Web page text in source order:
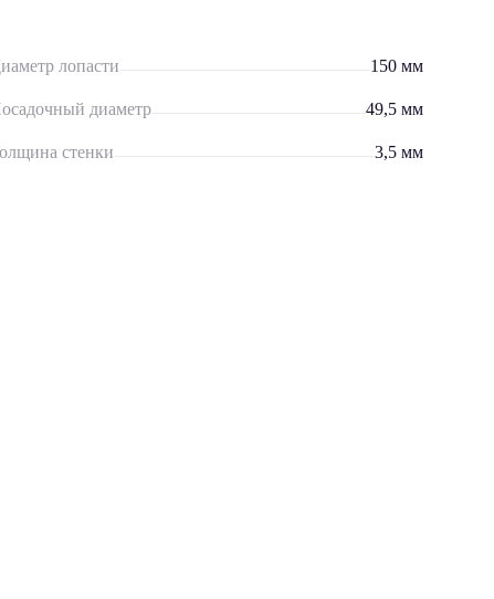
лопасти 150 мм
диаметр 49,5 мм
стенки 3,5 мм